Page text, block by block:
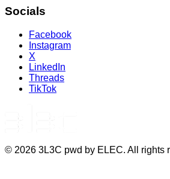
Socials
Facebook
Instagram
X
LinkedIn
Threads
TikTok
© 2026 3L3C pwd by ELEC. All rights